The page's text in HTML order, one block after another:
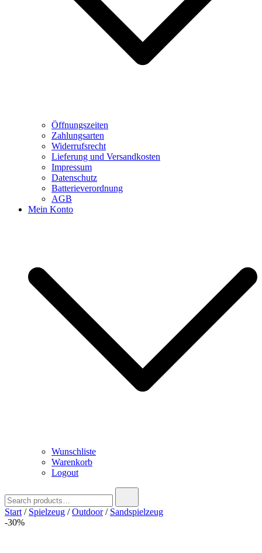
Öffnungszeiten
Zahlungsarten
Widerrufsrecht
Lieferung und Versandkosten
Impressum
Datenschutz
Batterieverordnung
AGB
Mein Konto
Wunschliste
Warenkorb
Logout
for:
Start / Spielzeug /Outdoor/ Sandspielzeug
-30%